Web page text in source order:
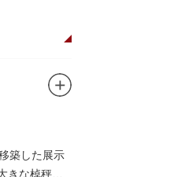
築した展示
な棹秤、